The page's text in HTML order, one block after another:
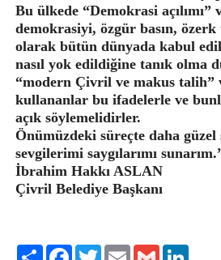
Bu ülkede “Demokrasi
demokrasiyi, özgür basın, özerk
olarak bütün dünyada kabul
nasıl yok edildiğine tanık olma
“modern Çivril ve makus talih”
kullananlar bu ifadelerle ve
açık söylemelidirler.
Önümüzdeki süreçte daha
sevgilerimi saygılarımı
İbrahim Hakkı ASLAN
Çivril Belediye Başkanı
Share FacebookTwitter Email Gmail